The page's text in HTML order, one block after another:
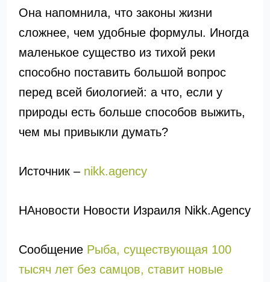
Она напомнила, что законы жизни
сложнее, чем удобные формулы. Иногда
маленькое существо из тихой реки
способно поставить большой вопрос
перед всей биологией: а что, если у
природы есть больше способов выжить,
чем мы привыкли думать?
Источник – nikk.agency
НАновости Новости Израиля Nikk.Agency
Сообщение Рыба, существующая 100
тысяч лет без самцов, ставит новые